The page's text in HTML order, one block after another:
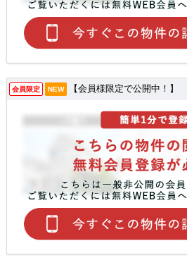
会員限定 NEW 【会員様限定で公開中！】